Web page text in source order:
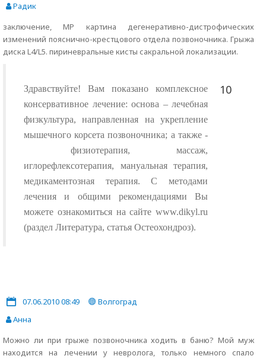
Радик
заключение, МР картина дегенеративно-дистрофических
изменений пояснично-крестцового отдела позвоночника. Грыжа
диска L4/L5. пириневральные кисты сакральной локализации.
Здравствуйте! Вам показано комплексное
консервативное лечение: основа – лечебная
физкультура, направленная на укрепление
мышечного корсета позвоночника; а также -
физиотерапия, массаж,
иглорефлексотерапия, мануальная терапия,
медикаментозная терапия. С методами
лечения и общими рекомендациями Вы
можете ознакомиться на сайте www.dikyl.ru
(раздел Литература, статья Остеохондроз).
10
07.06.2010 08:49
Волгоград
Анна
Можно ли при грыже позвоночника ходить в баню? Мой муж
находится на лечении у невролога, только немного спало